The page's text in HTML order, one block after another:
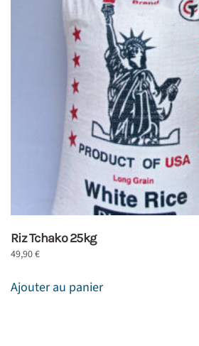
Riz Tchako 25kg
49,90€
Ajouter au panier